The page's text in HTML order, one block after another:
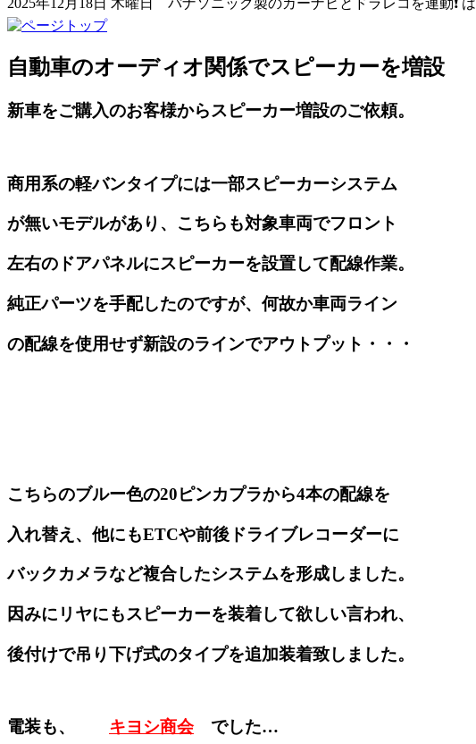
自動車のオーディオ関係でスピーカーを増設
新車をご購入のお客様からスピーカー増設のご依頼。
商用系の軽バンタイプには一部スピーカーシステム
が無いモデルがあり、こちらも対象車両でフロント
左右のドアパネルにスピーカーを設置して配線作業。
純正パーツを手配したのですが、何故か車両ライン
の配線を使用せず新設のラインでアウトプット・・・
こちらのブルー色の20ピンカプラから4本の配線を
入れ替え、他にもETCや前後ドライブレコーダーに
バックカメラなど複合したシステムを形成しました。
因みにリヤにもスピーカーを装着して欲しい言われ、
後付けで吊り下げ式のタイプを追加装着致しました。
電装も、 キヨシ商会でした…